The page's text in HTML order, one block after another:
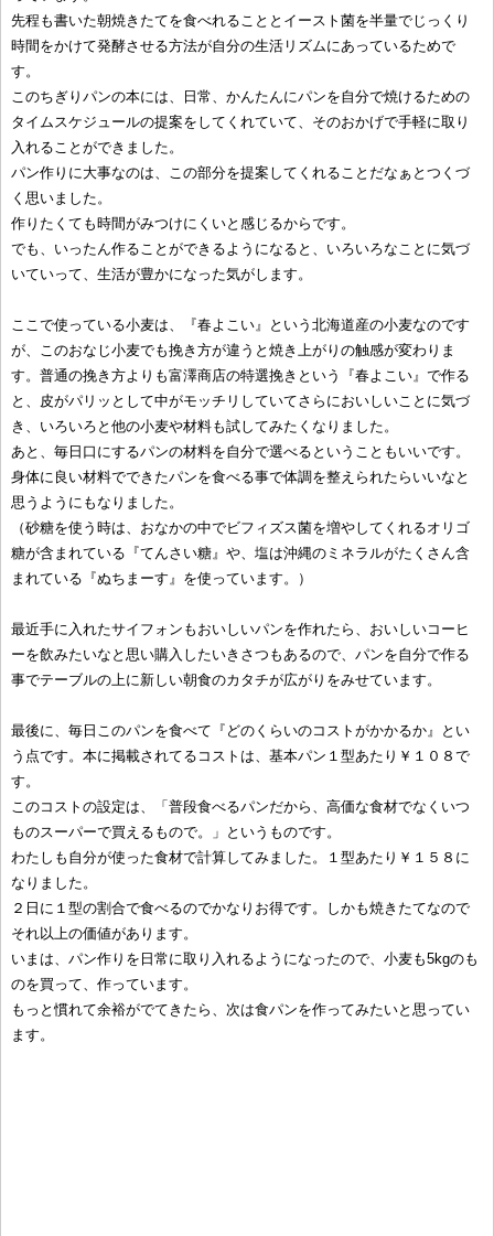
先程も書いた朝焼きたてを食べれることとイースト菌を半量でじっくり
時間をかけて発酵させる方法が自分の生活リズムにあっているためで
す。
このちぎりパンの本には、日常、かんたんにパンを自分で焼けるための
タイムスケジュールの提案をしてくれていて、そのおかげで手軽に取り
入れることができました。
パン作りに大事なのは、この部分を提案してくれることだなぁとつくづ
く思いました。
作りたくても時間がみつけにくいと感じるからです。
でも、いったん作ることができるようになると、いろいろなことに気づ
いていって、生活が豊かになった気がします。
ここで使っている小麦は、『春よこい』という北海道産の小麦なのです
が、このおなじ小麦でも挽き方が違うと焼き上がりの触感が変わりま
す。普通の挽き方よりも富澤商店の特選挽きという『春よこい』で作る
と、皮がパリッとして中がモッチリしていてさらにおいしいことに気づ
き、いろいろと他の小麦や材料も試してみたくなりました。
あと、毎日口にするパンの材料を自分で選べるということもいいです。
身体に良い材料でできたパンを食べる事で体調を整えられたらいいなと
思うようにもなりました。
（砂糖を使う時は、おなかの中でビフィズス菌を増やしてくれるオリゴ
糖が含まれている『てんさい糖』や、塩は沖縄のミネラルがたくさん含
まれている『ぬちまーす』を使っています。）
最近手に入れたサイフォンもおいしいパンを作れたら、おいしいコーヒ
ーを飲みたいなと思い購入したいきさつもあるので、パンを自分で作る
事でテーブルの上に新しい朝食のカタチが広がりをみせています。
最後に、毎日このパンを食べて『どのくらいのコストがかかるか』とい
う点です。本に掲載されてるコストは、基本パン１型あたり￥１０８で
す。
このコストの設定は、「普段食べるパンだから、高価な食材でなくいつ
ものスーパーで買えるもので。」というものです。
わたしも自分が使った食材で計算してみました。１型あたり￥１５８に
なりました。
２日に１型の割合で食べるのでかなりお得です。しかも焼きたてなので
それ以上の価値があります。
いまは、パン作りを日常に取り入れるようになったので、小麦も5kgのも
のを買って、作っています。
もっと慣れて余裕がでてきたら、次は食パンを作ってみたいと思ってい
ます。